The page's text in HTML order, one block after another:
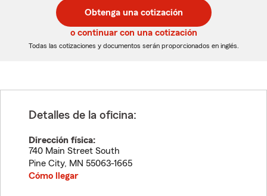
de
5
dígitos
de
5
dígitos
Obtenga una cotización
o continuar con una cotización
Todas las cotizaciones y documentos serán proporcionados en inglés.
Detalles de la oficina:
Dirección física:
740 Main Street South
Pine City, MN 55063-1665
Cómo llegar